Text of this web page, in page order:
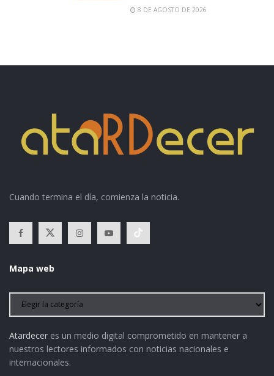
8 DE AGOSTO DE 2026
Cuando termina el día, comienza la noticia.
Mapa web
Atardecer es un medio digital comprometido en mantener a
nuestros lectores informados con noticias nacionales e
internacionales.